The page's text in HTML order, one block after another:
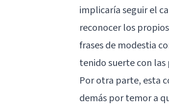
implicaría seguir el
reconocer los
frases de modestia
tenido suerte con las
Por otra parte, esta
demás por temor a